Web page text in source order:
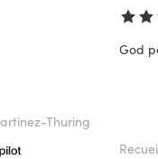
Thuring
God